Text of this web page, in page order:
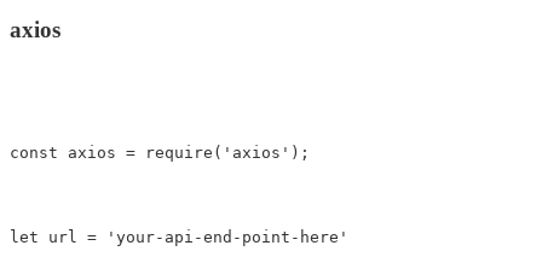
axios
const axios = require ( ' axios ' );
let url = ' your-api-end-point-here '